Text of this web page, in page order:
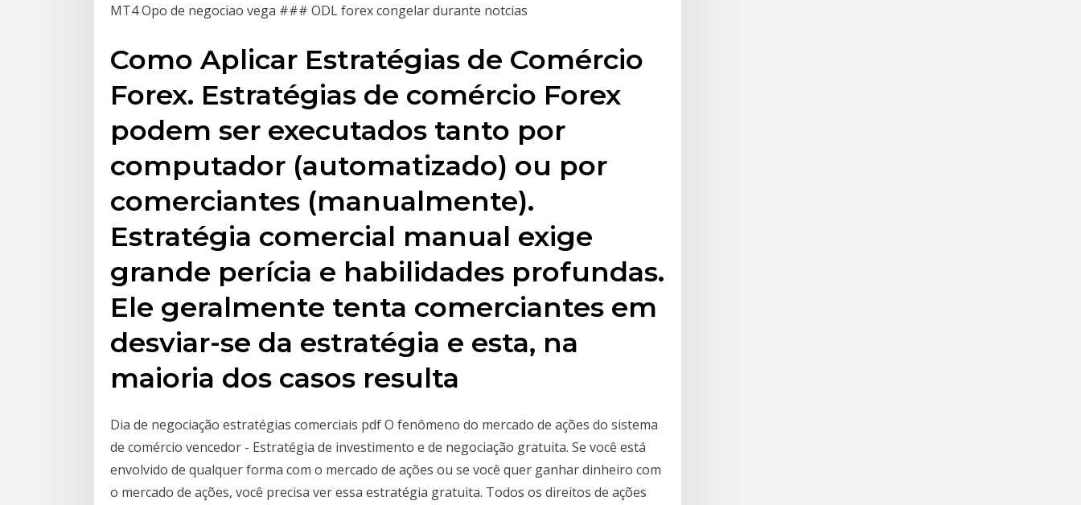
MT4 Opo de negociao vega ### ODL forex congelar durante notcias
Como Aplicar Estratégias de Comércio
Forex. Estratégias de comércio Forex
podem ser executados tanto por
computador (automatizado) ou por
comerciantes (manualmente).
Estratégia comercial manual exige
grande perícia e habilidades profundas.
Ele geralmente tenta comerciantes em
desviar-se da estratégia e esta, na
maioria dos casos resulta
Dia de negociação estratégias comerciais pdf O fenômeno do mercado de ações do sistema
de comércio vencedor - Estratégia de investimento e de negociação gratuita. Se você está
envolvido de qualquer forma com o mercado de ações ou se você quer ganhar dinheiro com
o mercado de ações, você precisa ver essa estratégia gratuita. Todos os direitos de ações